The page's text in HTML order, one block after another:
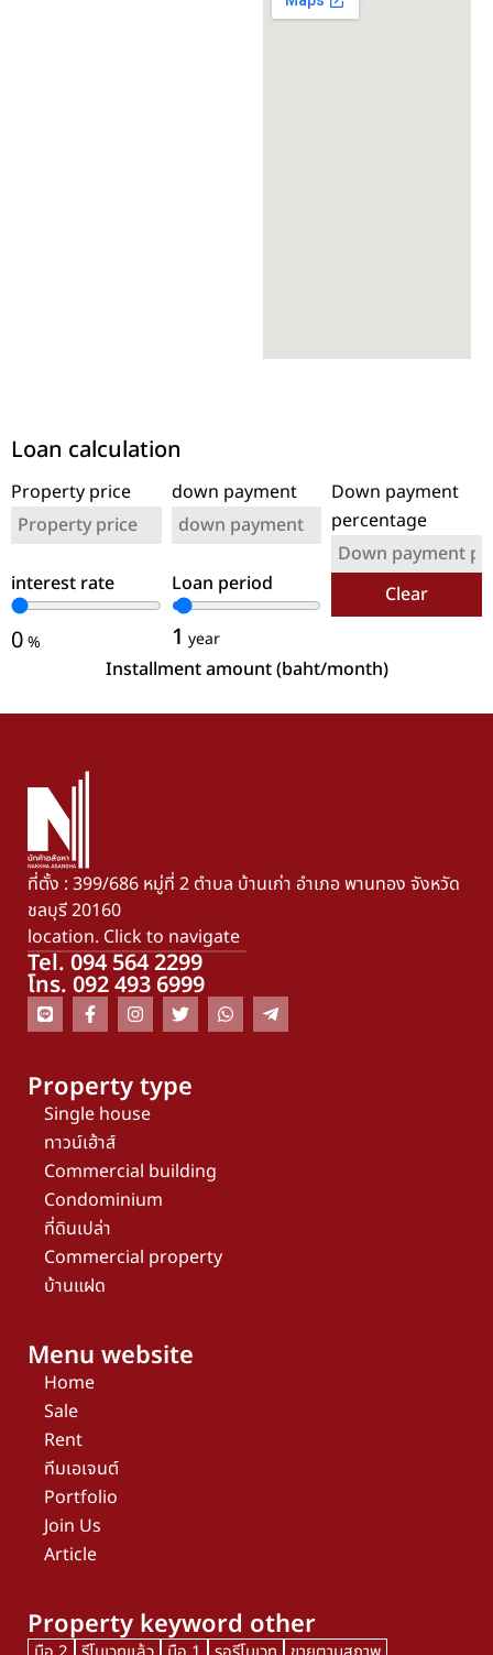
Loan calculation
Property price down payment
Down payment
percentage
interest rate
0%
Loan period
1 year
Clear
Installment amount (baht/month)
ที่ตั้ง : 399/686 หมู่ที่ 2 ตำบล บ้านเก่า อำเภอ พานทอง จังหวัด
ชลบุรี 20160
location. Click to navigate
Tel. 094 564 2299
โทร. 092 493 6999
Property type
Single house
ทาวน์เฮ้าส์
Commercial building
Condominium
ที่ดินเปล่า
Commercial property
บ้านแฝด
Menu website
Home
Sale
Rent
ทีมเอเจนต์
Portfolio
Join Us
Article
Property keyword other